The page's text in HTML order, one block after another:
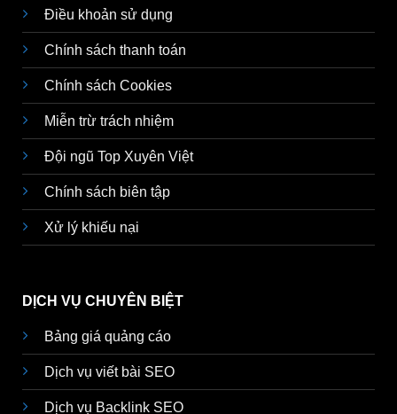
Điều khoản sử dụng
Chính sách thanh toán
Chính sách Cookies
Miễn trừ trách nhiệm
Đội ngũ Top Xuyên Việt
Chính sách biên tập
Xử lý khiếu nại
DỊCH VỤ CHUYÊN BIỆT
Bảng giá quảng cáo
Dịch vụ viết bài SEO
Dịch vụ Backlink SEO